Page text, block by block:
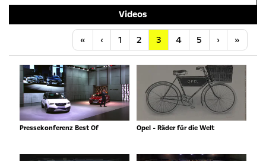
Videos
« Anfang
‹ Vorherige
1 2 3 4 5 ›Nächste
»
Pressekonferenz Best Of Opel - Räder für die Welt